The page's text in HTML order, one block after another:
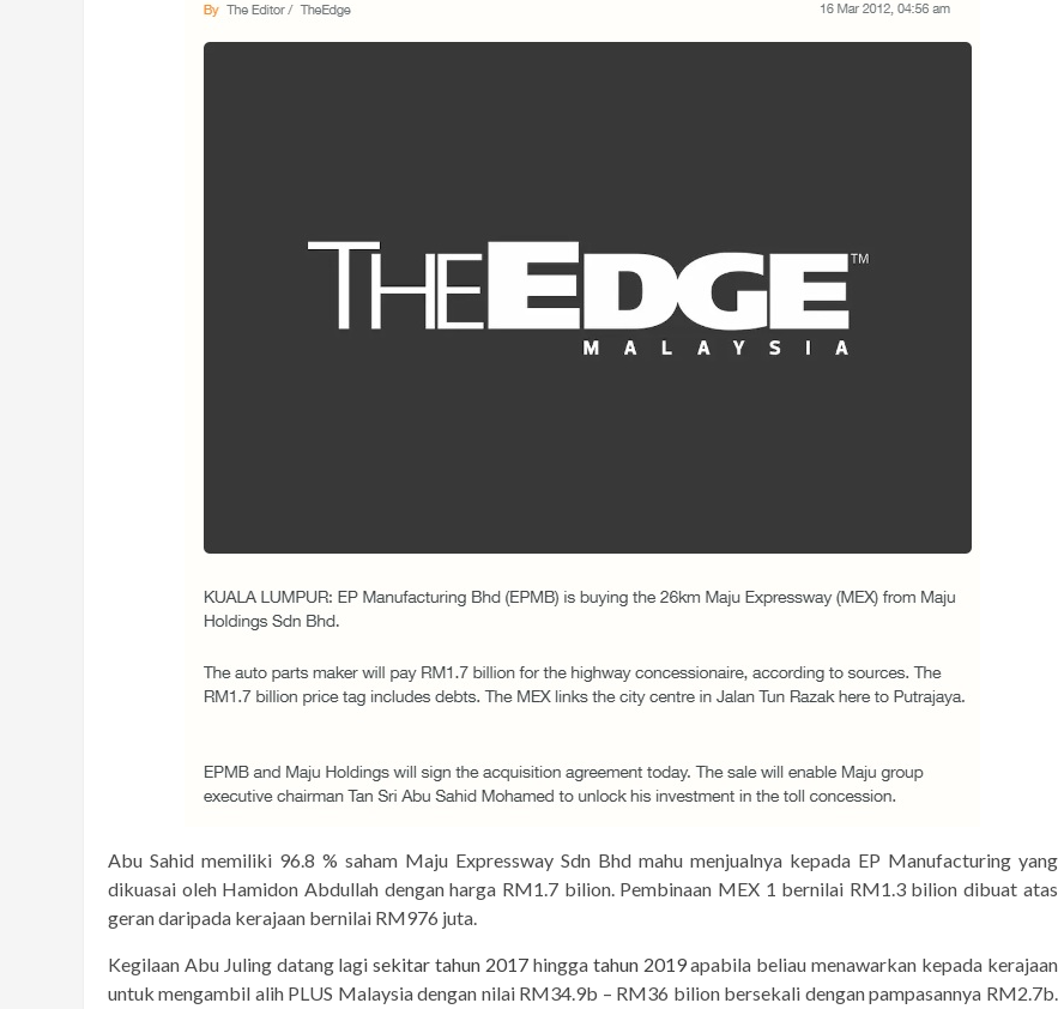
Abu Sahid memiliki 96.8 % saham Maju Expressway Sdn Bhd mahu menjualnya kepada EP Manufacturing yang
dikuasai oleh Hamidon Abdullah dengan harga RM1.7 bilion. Pembinaan MEX 1 bernilai RM1.3 bilion dibuat atas
geran daripada kerajaan bernilai RM976 juta.
Kegilaan Abu Juling datang lagisekitar tahun 2017hingga tahun 2019apabila beliau menawarkan kepada kerajaan
untuk mengambil alih PLUS Malaysia dengan nilai RM34.9b – RM36 bilion bersekali dengan pampasannya RM2.7b.